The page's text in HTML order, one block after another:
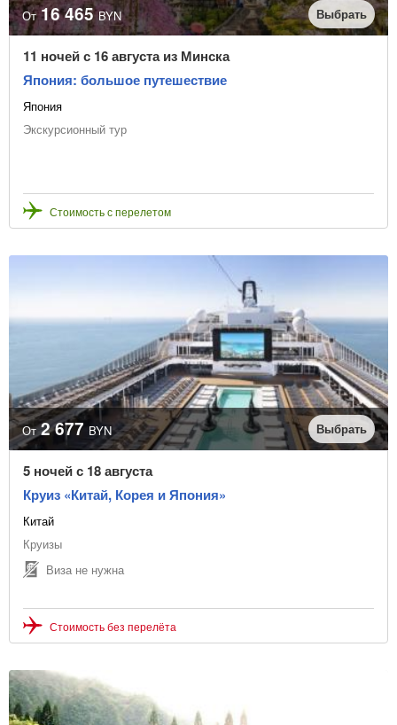
От 16 465 BYN Выбрать
11 ночей с 16 августа из Минска
Япония: большое путешествие
Япония
Экскурсионный тур
Стоимость с перелетом
От 2 677 BYN Выбрать
5 ночей с 18 августа
Круиз «Китай, Корея и Япония»
Китай
Круизы
Виза не нужна
Стоимость без перелёта